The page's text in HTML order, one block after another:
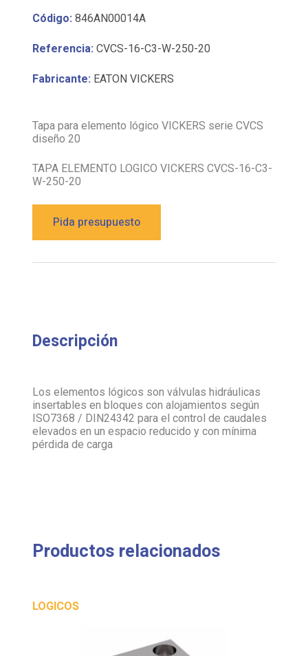
Código: 846AN00014A
Referencia: CVCS-16-C3-W-250-20
Fabricante: EATON VICKERS
Tapa para elemento lógico VICKERS serie CVCS
diseño 20
TAPA ELEMENTO LOGICO VICKERS CVCS-16-C3-
W-250-20
Pida presupuesto
Descripción
Los elementos lógicos son válvulas hidráulicas
insertables en bloques con alojamientos según
ISO7368 / DIN24342 para el control de caudales
elevados en un espacio reducido y con mínima
pérdida de carga
Productos relacionados
LOGICOS